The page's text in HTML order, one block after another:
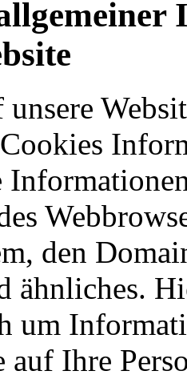
unsere
den
ähnliches.
um
auf Ihre